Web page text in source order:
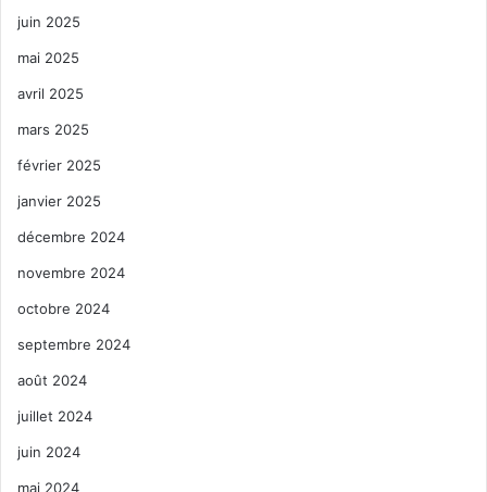
juin 2025
mai 2025
avril 2025
mars 2025
février 2025
janvier 2025
décembre 2024
novembre 2024
octobre 2024
septembre 2024
août 2024
juillet 2024
juin 2024
mai 2024